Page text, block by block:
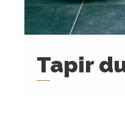
Tapir